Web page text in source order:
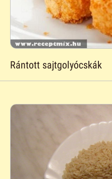
Rántott sajtgolyócskák